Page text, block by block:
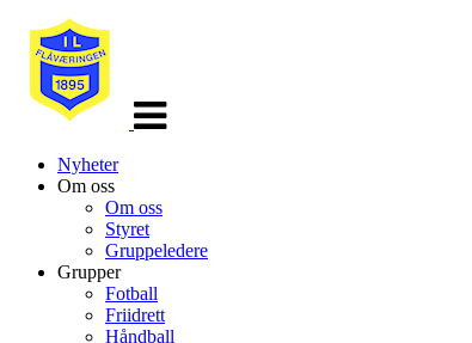
Nyheter
Om oss
Om oss
Styret
Gruppeledere
Grupper
Fotball
Friidrett
Håndball